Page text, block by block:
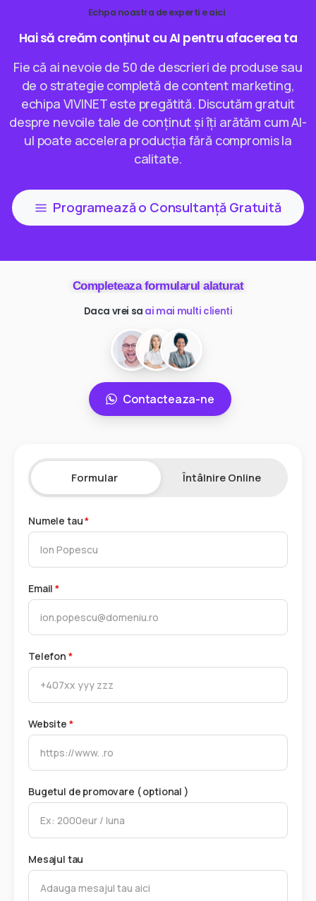
Echpa noastra de experti e aici
Haisă creăm conținut cuAI pentru afacerea ta
Fie că ai nevoie de 50 de descrieri de produse sau
de o strategie completă de content marketing,
echipa VIVINET este pregătită. Discutăm gratuit
despre nevoile tale de conținut și îți arătăm cum AI-
ul poate accelera producția fără compromis la
calitate.
Programează o Consultanță Gratuită
Completeaza formularul alaturat
Daca vrei salucrezi cu noi
Contacteaza-ne
Formular Întâlnire Online
Numele tau*
Email*
Telefon *
Website *
Bugetul de promovare ( optional )
Mesajul tau